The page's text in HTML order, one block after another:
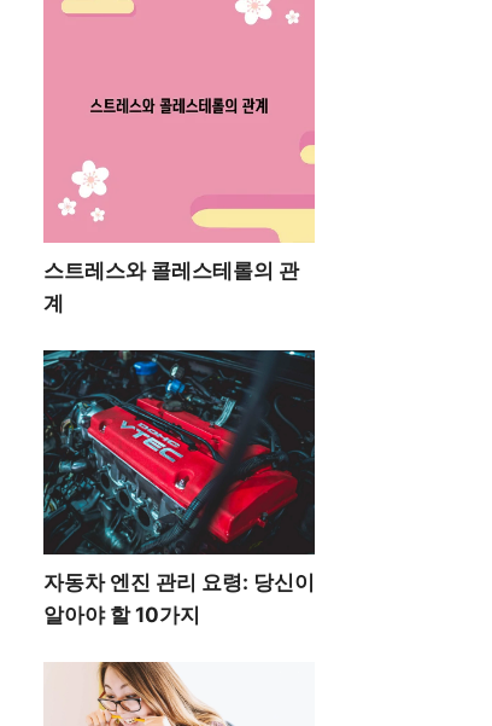
스트레스와 콜레스테롤의 관
계
자동차 엔진 관리 요령: 당신이
알아야 할 10가지